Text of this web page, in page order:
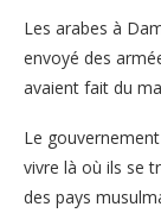
Les arabes à
envoyé des
avaient fait du
Le
vivre là où ils se
des pays